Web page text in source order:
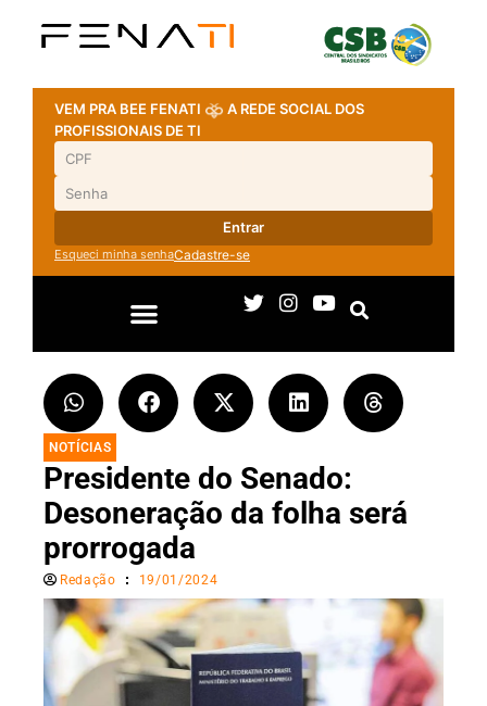
VEM PRA BEE FENATI
A REDE SOCIAL DOS
PROFISSIONAIS DE TI
Entrar
Esqueci minha senhaCadastre-se
NOTÍCIAS
Presidente do Senado:
Desoneração da folha será
prorrogada
Redação 19/01/2024